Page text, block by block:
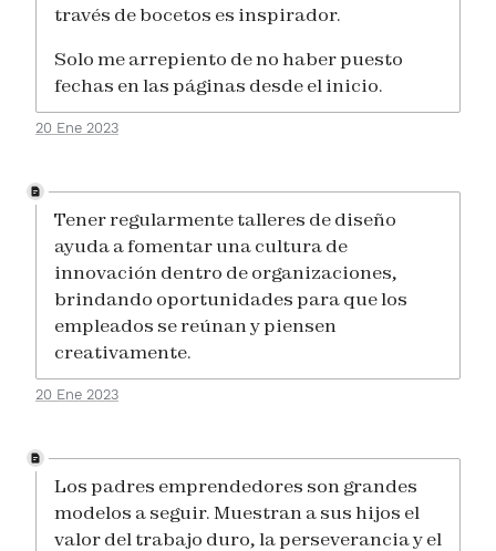
través de bocetos es inspirador.
Solo me arrepiento de no haber puesto
fechas en las páginas desde el inicio.
20 Ene 2023
Tener regularmente talleres de diseño
ayuda a fomentar una cultura de
innovación dentro de organizaciones,
brindando oportunidades para que los
empleados se reúnan y piensen
creativamente.
20 Ene 2023
Los padres emprendedores son grandes
modelos a seguir. Muestran a sus hijos el
valor del trabajo duro, la perseverancia y el